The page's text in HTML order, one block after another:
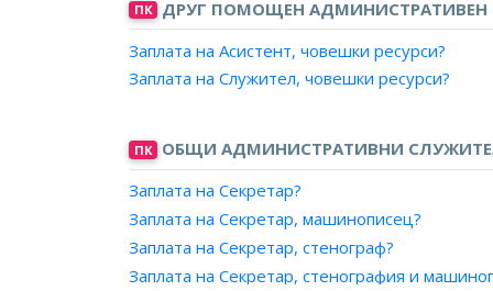
Заплата на Консултант, поддръжка на
Заплата на Консултант, поддръжка на
Заплата на Оператор, инсталиране софтуер?
Заплата на Оператор, подпомагане на
Заплата на Специалист, поддръжка
Заплата на Приемчик в сервизен отдел?
ПК ДРУГ ПОМОЩЕН АДМИНИСТРАТИВЕН
Заплата на Асистент, човешки ресурси?
Заплата на Служител, човешки ресурси?
ПК
ОБЩИ АДМИНИСТРАТИВНИ
Заплата на Секретар?
Заплата на Секретар, машинописец?
Заплата на Секретар, стенограф?
Заплата на Секретар, стенография и